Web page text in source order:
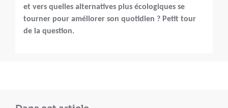
et vers quelles alternatives plus écologiques se
tourner pour améliorer son quotidien ? Petit tour
de la question.